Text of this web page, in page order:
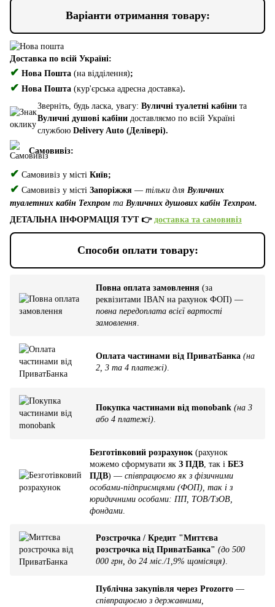
Варіанти отримання товару:
Доставка по всій Україні:
✔ Нова Пошта (на відділення);
✔ Нова Пошта (кур'єрська адресна доставка).
Зверніть, будь ласка, увагу: Вуличні туалетні кабіни та
Вуличні душові кабіни доставляємо по всій Україні
службою Delivery Auto (Делівері).
Самовивіз:
✔ Самовивіз у місті Київ;
✔ Самовивіз у місті Запоріжжя — тільки для Вуличних
туалетних кабін Техпром та Вуличних душових кабін Техпром.
ДЕТАЛЬНА ІНФОРМАЦІЯ ТУТ 👉 доставка та самовивіз
Способи оплати товару:
Повна оплата замовлення (за
реквізитами IBAN на рахунок ФОП) —
повна передоплата всієї вартості
замовлення
Оплата частинами від ПриватБанка (на
2, 3 та 4 платежі)
Покупка частинами від monobank (на 3
або 4 платежі)
Безготівковий розрахунок (рахунок
можемо сформувати як З ПДВ , так і БЕЗ
ПДВ) — співпрацюємо як з фізичними
особами-підприємцями (ФОП), так і з
юридичними особами: ПП, ТОВ/ТзОВ,
фондами
Розстрочка / Кредит "Миттєва
розстрочка від ПриватБанка" (до 500
000 грн, до 24 міс./1,9% щомісяця).
Публічна закупівля через Prozorro —
співпрацюємо з державними,